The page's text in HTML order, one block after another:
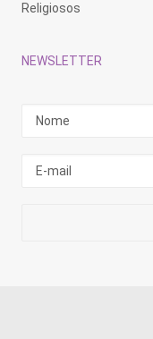
Religiosos
NEWSLETTER